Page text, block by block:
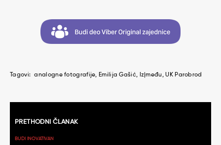
Tagovi: analogne fotografije Emilija Gašić Iz|među UK Parobrod
članaka
PRETHODNI ČLANAK
BUDI INOVATIVAN